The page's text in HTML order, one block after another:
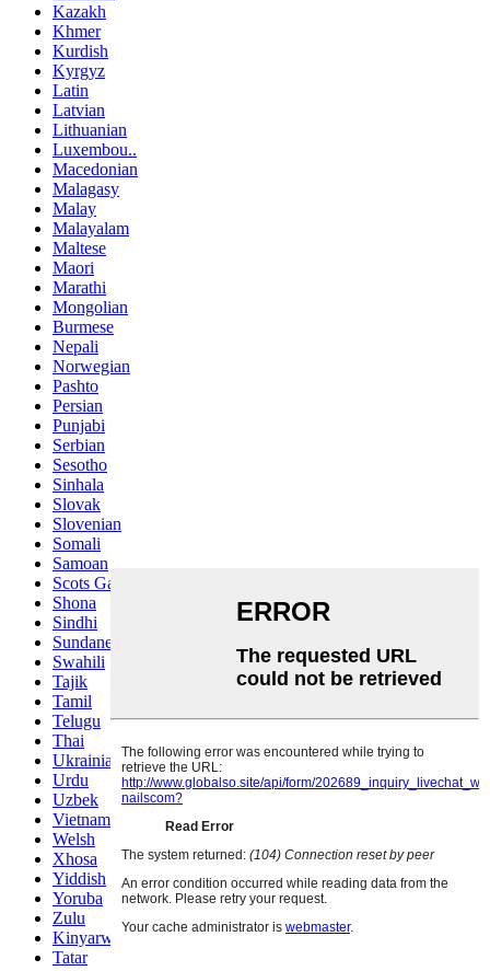
Kazakh
Khmer
Kurdish
Kyrgyz
Latin
Latvian
Lithuanian
Luxembou..
Macedonian
Malagasy
Malay
Malayalam
Maltese
Maori
Marathi
Mongolian
Burmese
Nepali
Norwegian
Pashto
Persian
Punjabi
Serbian
Sesotho
Sinhala
Slovak
Slovenian
Somali
Samoan
Scots Gaelic
Shona
Sindhi
Sundanese
Swahili
Tajik
Tamil
Telugu
Thai
Ukrainian
Urdu
Uzbek
Vietnamese
Welsh
Xhosa
Yiddish
Yoruba
Zulu
Kinyarwanda
Tatar